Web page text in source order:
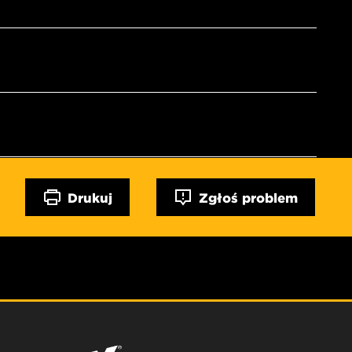
Drukuj Zgłoś problem